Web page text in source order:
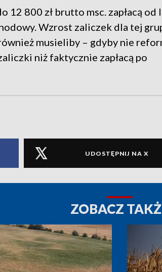
12 800 zł brutto msc. zapłacą od
Wzrost zaliczek dla tej
musieliby – gdyby nie
niż faktycznie zapłacą po
UDOSTĘPNIJ NA X
ZOBACZ